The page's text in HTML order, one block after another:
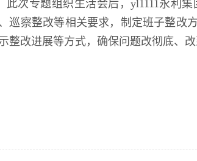
此次专题组织生活会后，​yl1111永利
巡察整改等相关要求，制定班子整改
整改进展等方式，确保问题改彻底、